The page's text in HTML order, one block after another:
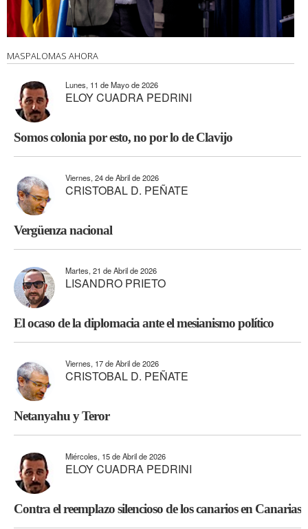
MASPALOMAS AHORA
Lunes, 11 de Mayo de 2026
ELOY CUADRA PEDRINI
Somos colonia por esto, no por lo de Clavijo
Viernes, 24 de Abril de 2026
CRISTOBAL D. PEÑATE
Vergüenza nacional
Martes, 21 de Abril de 2026
LISANDRO PRIETO
El ocaso de la diplomacia ante el mesianismo político
Viernes, 17 de Abril de 2026
CRISTOBAL D. PEÑATE
Netanyahu y Teror
Miércoles, 15 de Abril de 2026
ELOY CUADRA PEDRINI
Contra el reemplazo silencioso de los canarios en Canarias